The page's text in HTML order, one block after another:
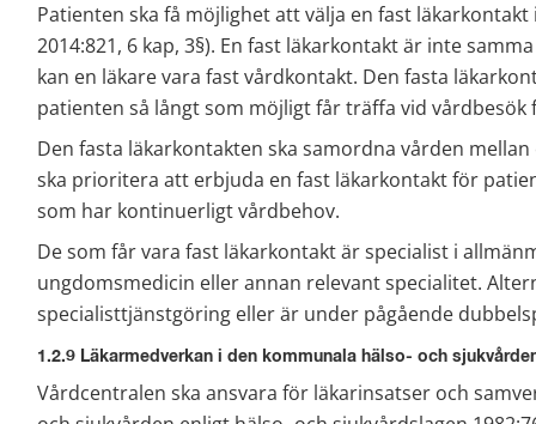
Patienten ska få möjlighet att välja en fast
2014:821, 6 kap, 3§). En fast läkarkontakt är inte
kan en läkare vara fast vårdkontakt. Den fasta
patienten så långt som möjligt får träffa vid
Den fasta läkarkontakten ska samordna vården
ska prioritera att erbjuda en fast läkarkontakt för
som har kontinuerligt vårdbehov.
De som får vara fast läkarkontakt är specialist i
ungdomsmedicin eller annan relevant specialitet.
specialisttjänstgöring eller är under pågående
1.2.9 Läkarmedverkan i den kommunala hälso- och
Vårdcentralen ska ansvara för läkarinsatser och